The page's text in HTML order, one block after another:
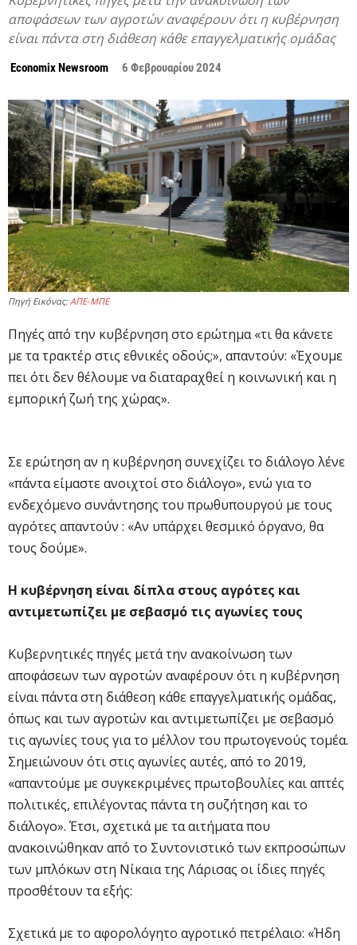
αποφάσεων των αγροτών αναφέρουν ότι η κυβέρνηση
είναι πάντα στη διάθεση κάθε επαγγελματικής ομάδας
Economix Newsroom 6 Φεβρουαρίου 2024
Πηγή Εικόνας:ΑΠΕ-ΜΠΕ
Πηγές από την κυβέρνηση στο ερώτημα «τι θα κάνετε
με τα τρακτέρ στις εθνικές οδούς;», απαντούν: «Έχουμε
πει ότι δεν θέλουμε να διαταραχθεί η κοινωνική και η
εμπορική ζωή της χώρας».
Σε ερώτηση αν η κυβέρνηση συνεχίζει το διάλογο λένε
«πάντα είμαστε ανοιχτοί στο διάλογο», ενώ για το
ενδεχόμενο συνάντησης του πρωθυπουργού με τους
αγρότες απαντούν : «Αν υπάρχει θεσμικό όργανο, θα
τους δούμε».
Η κυβέρνηση είναι δίπλα στους αγρότες και
αντιμετωπίζει με σεβασμό τις αγωνίες τους
Κυβερνητικές πηγές μετά την ανακοίνωση των
αποφάσεων των αγροτών αναφέρουν ότι η κυβέρνηση
είναι πάντα στη διάθεση κάθε επαγγελματικής ομάδας,
όπως και των αγροτών και αντιμετωπίζει με σεβασμό
τις αγωνίες τους για το μέλλον του πρωτογενούς τομέα.
Σημειώνουν ότι στις αγωνίες αυτές, από το 2019,
«απαντούμε με συγκεκριμένες πρωτοβουλίες και απτές
πολιτικές, επιλέγοντας πάντα τη συζήτηση και το
διάλογο». Έτσι, σχετικά με τα αιτήματα που
ανακοινώθηκαν από το Συντονιστικό των εκπροσώπων
των μπλόκων στη Νίκαια της Λάρισας οι ίδιες πηγές
προσθέτουν τα εξής:
Σχετικά με το αφορολόγητο αγροτικό πετρέλαιο: «Ήδη